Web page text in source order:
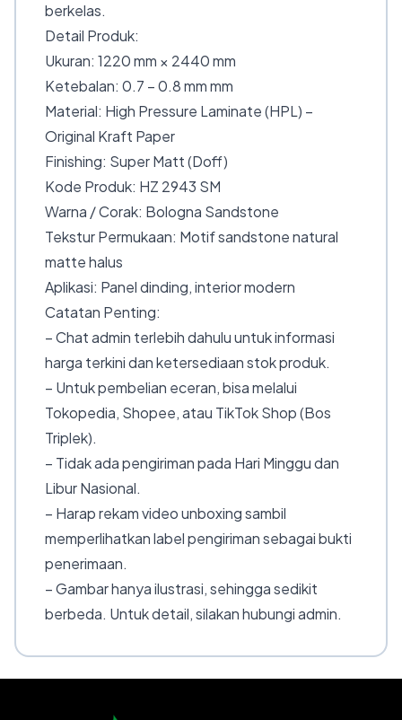
berkelas.
Detail Produk:
Ukuran: 1220 mm × 2440 mm
Ketebalan: 0.7 – 0.8 mm mm
Material: High Pressure Laminate (HPL) –
Original Kraft Paper
Finishing: Super Matt (Doff)
Kode Produk: HZ 2943 SM
Warna / Corak: Bologna Sandstone
Tekstur Permukaan: Motif sandstone natural
matte halus
Aplikasi: Panel dinding, interior modern
Catatan Penting:
– Chat admin terlebih dahulu untuk informasi
harga terkini dan ketersediaan stok produk.
– Untuk pembelian eceran, bisa melalui
Tokopedia, Shopee, atau TikTok Shop (Bos
Triplek).
– Tidak ada pengiriman pada Hari Minggu dan
Libur Nasional.
– Harap rekam video unboxing sambil
memperlihatkan label pengiriman sebagai bukti
penerimaan.
– Gambar hanya ilustrasi, sehingga sedikit
berbeda. Untuk detail, silakan hubungi admin.